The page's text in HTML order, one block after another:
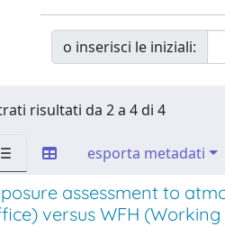
o inserisci le iniziali:
risultati da 2 a 4 di 4
esporta metadati
assessment to
versus WFH